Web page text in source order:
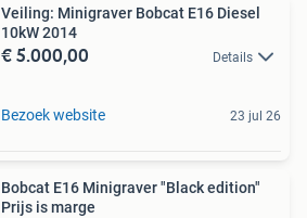
Veiling: Minigraver Bobcat E16 Diesel
10kW 2014
€ 5.000,00 Details
Bezoek website 23 jul 26
Bobcat E16 Minigraver "Black edition"
Prijs is marge